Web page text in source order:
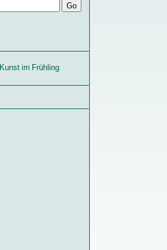
Kunst im Frühling